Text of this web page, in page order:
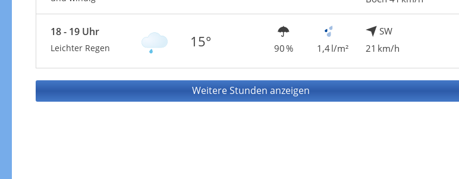
18 - 19 Uhr
Leichter Regen 15° 90 % 1,4 l/m²
SW
21 km/h
Weitere Stunden anzeigen